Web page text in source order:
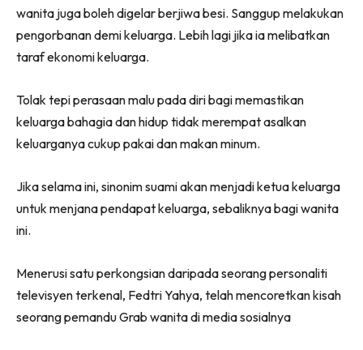
wanita juga boleh digelar berjiwa besi. Sanggup melakukan
pengorbanan demi keluarga. Lebih lagi jika ia melibatkan
taraf ekonomi keluarga.
Tolak tepi perasaan malu pada diri bagi memastikan
keluarga bahagia dan hidup tidak merempat asalkan
keluarganya cukup pakai dan makan minum.
Jika selama ini, sinonim suami akan menjadi ketua keluarga
untuk menjana pendapat keluarga, sebaliknya bagi wanita
ini.
Menerusi satu perkongsian daripada seorang personaliti
televisyen terkenal, Fedtri Yahya, telah mencoretkan kisah
seorang pemandu Grab wanita di media sosialnya